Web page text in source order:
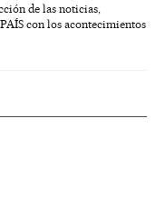
de las noticias,
con los acontecimientos